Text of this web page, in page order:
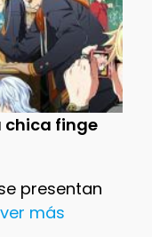
chica finge
presentan
más